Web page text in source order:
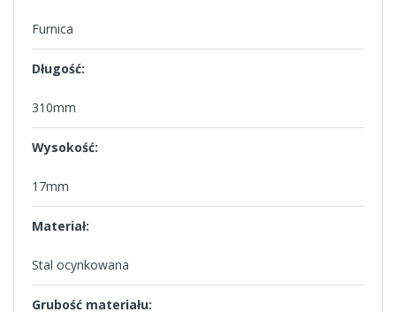
Furnica
Długość:
310mm
Wysokość:
17mm
Materiał:
Stal ocynkowana
Grubość materiału: